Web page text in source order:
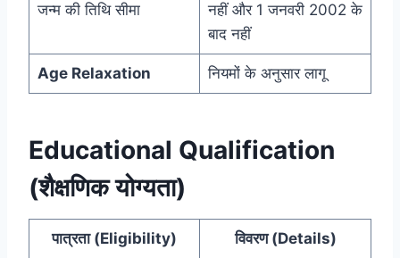
जन्म की तिथि सीमा
नहीं और 1 जनवरी 2002 के
बाद नहीं
Age Relaxation नियमों के अनुसार लागू
Educational Qualification
(शैक्षणिक योग्यता)
पात्रता (Eligibility) विवरण (Details)